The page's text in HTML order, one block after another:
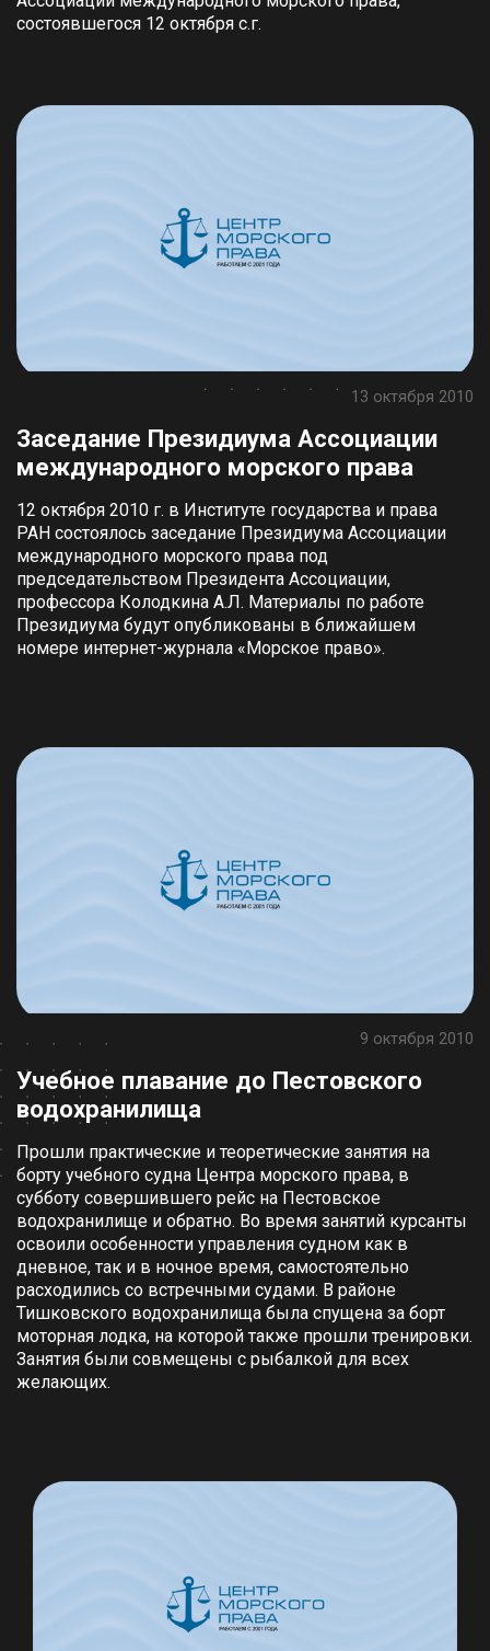
состоявшегося 12 октября с.г.
13 октября 2010
Заседание Президиума Ассоциации
международного морского права
12 октября 2010 г. в Институте государства и права
РАН состоялось заседание Президиума Ассоциации
международного морского права под
председательством Президента Ассоциации,
профессора Колодкина А.Л. Материалы по работе
Президиума будут опубликованы в ближайшем
номере интернет-журнала «Морское право».
9 октября 2010
Учебное плавание до Пестовского
водохранилища
Прошли практические и теоретические занятия на
борту учебного судна Центра морского права, в
субботу совершившего рейс на Пестовское
водохранилище и обратно. Во время занятий курсанты
освоили особенности управления судном как в
дневное, так и в ночное время, самостоятельно
расходились со встречными судами. В районе
Тишковского водохранилища была спущена за борт
моторная лодка, на которой также прошли тренировки.
Занятия были совмещены с рыбалкой для всех
желающих.